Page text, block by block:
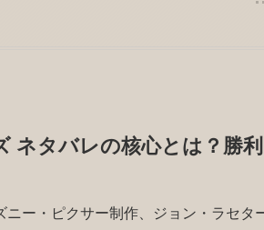
ネタバレの核心とは？勝
ニー・ピクサー制作、ジョン・ラセタ